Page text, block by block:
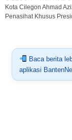
Kota Cilegon Ahmad
Penasihat Khusus
Baca berita
aplikasi